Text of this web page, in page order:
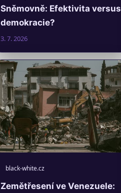
Sněmovně: Efektivita versus
demokracie?
3. 7. 2026
black-white.cz
Zemětřesení ve Venezuele: